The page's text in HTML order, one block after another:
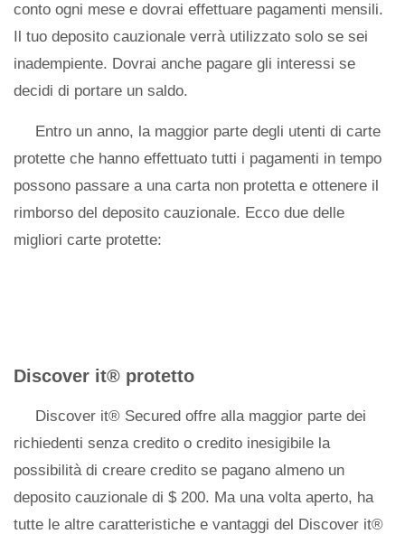
conto ogni mese e dovrai effettuare pagamenti mensili.
Il tuo deposito cauzionale verrà utilizzato solo se sei
inadempiente. Dovrai anche pagare gli interessi se
decidi di portare un saldo.
Entro un anno, la maggior parte degli utenti di carte
protette che hanno effettuato tutti i pagamenti in tempo
possono passare a una carta non protetta e ottenere il
rimborso del deposito cauzionale. Ecco due delle
migliori carte protette:
Discover it® protetto
Discover it® Secured offre alla maggior parte dei
richiedenti senza credito o credito inesigibile la
possibilità di creare credito se pagano almeno un
deposito cauzionale di $ 200. Ma una volta aperto, ha
tutte le altre caratteristiche e vantaggi del Discover it®